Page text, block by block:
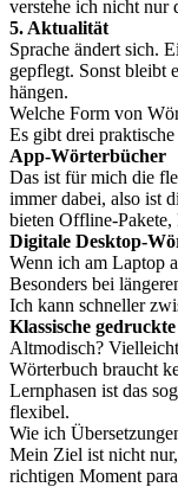
verstehe ich nicht nur
5. Aktualität
Sprache ändert sich.
gepflegt. Sonst bleibt
hängen.
Welche Form von
Es gibt drei
App-Wörterbücher
Das ist für mich die
immer dabei, also ist
bieten Offline-
Digitale Desktop-
Wenn ich am Laptop
Besonders bei
Ich kann schneller
Klassische
Altmodisch?
Wörterbuch braucht
Lernphasen ist das
flexibel.
Wie ich
Mein Ziel ist nicht
richtigen Moment